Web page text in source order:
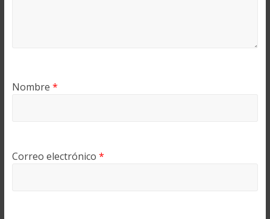
Nombre *
Correo electrónico *